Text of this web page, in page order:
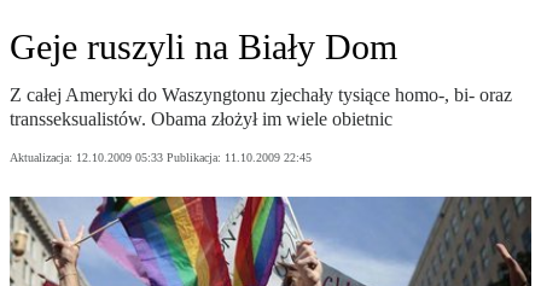
Geje ruszyli na Biały Dom
Z całej Ameryki do Waszyngtonu zjechały tysiące homo-, bi- oraz
transseksualistów. Obama złożył im wiele obietnic
Aktualizacja: 12.10.2009 05:33 Publikacja: 11.10.2009 22:45